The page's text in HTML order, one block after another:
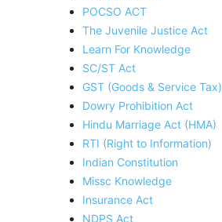
POCSO ACT
The Juvenile Justice Act
Learn For Knowledge
SC/ST Act
GST (Goods & Service Tax)
Dowry Prohibition Act
Hindu Marriage Act (HMA)
RTI (Right to Information)
Indian Constitution
Missc Knowledge
Insurance Act
NDPS Act